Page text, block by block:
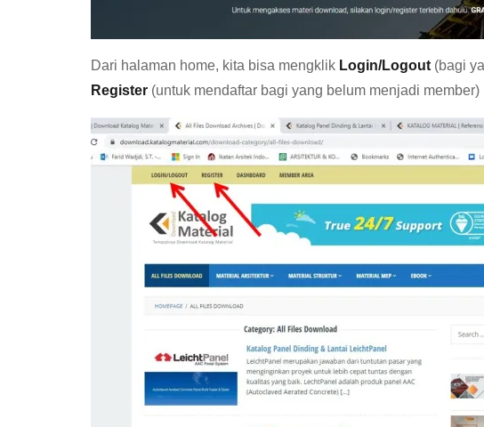
Dari halaman home, kita bisa mengklik Login/Logout (bagi
Register (untuk mendaftar bagi yang belum menjadi member)